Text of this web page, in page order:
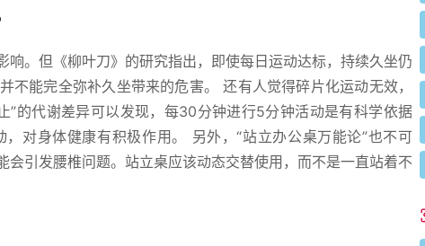
。但《柳叶刀》的研究指出，即使每日运动达标，持续久坐仍
不能完全弥补久坐带来的危害。 还有人觉得碎片化运动无效，
”的代谢差异可以发现，每30分钟进行5分钟活动是有科学依据
对身体健康有积极作用。 另外，“站立办公桌万能论”也不可
引发腰椎问题。站立桌应该动态交替使用，而不是一直站着不